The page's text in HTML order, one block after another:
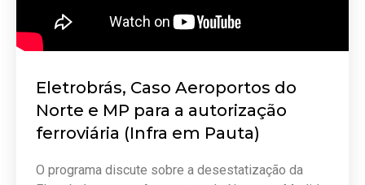
Eletrobrás, Caso Aeroportos do
Norte e MP para a autorização
ferroviária (Infra em Pauta)
O programa discute sobre a desestatização da